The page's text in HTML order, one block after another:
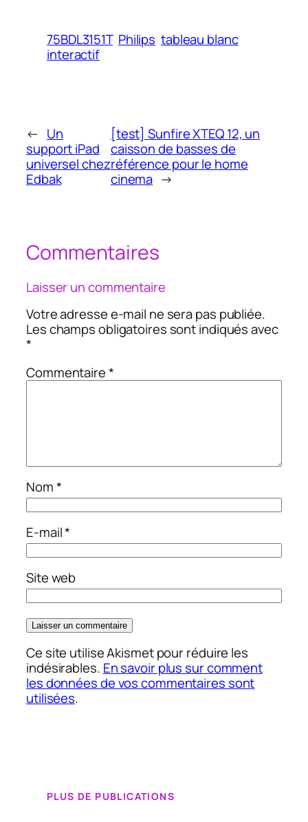
75BDL3151T Philips tableau blanc
interactif
← Un
support iPad
universel chez
Edbak
[test] Sunfire XTEQ 12, un
caisson de basses de
référence pour le home
cinema →
Commentaires
Laisser un commentaire
Votre adresse e-mail ne sera pas publiée.
Les champs obligatoires sont indiqués avec
*
Commentaire*
Nom*
E-mail*
Site web
Ce site utilise Akismet pour réduire les
indésirables. En savoir plus sur comment
les données de vos commentaires sont
utilisées.
PLUS DE PUBLICATIONS